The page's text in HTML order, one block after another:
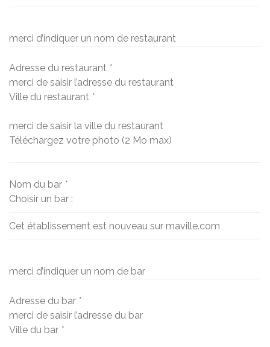
merci d’indiquer un nom de restaurant
Adresse du restaurant *
merci de saisir l’adresse du restaurant
Ville du restaurant *
merci de saisir la ville du restaurant
Téléchargez votre photo (2 Mo max)
Nom du bar *
Choisir un bar :
Cet établissement est nouveau sur maville.com
merci d’indiquer un nom de bar
Adresse du bar *
merci de saisir l’adresse du bar
Ville du bar *